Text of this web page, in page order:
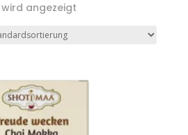
wird angezeigt